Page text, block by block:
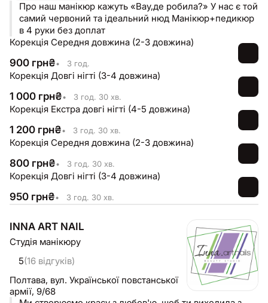
Про наш манікюр кажуть «Вау,де робила?» У нас є той
самий червоний та ідеальний нюд Манікюр+педикюр
в 4 руки без доплат
Корекція Середня довжина (2-3 довжина)
900 грн₴• 3 год.
Корекція Довгі нігті (3-4 довжина)
1 000 грн₴• 3 год. 30 хв.
Корекція Екстра довгі нігті (4-5 довжина)
1 200 грн₴• 3 год. 30 хв.
Корекція Середня довжина (2-3 довжина)
800 грн₴• 3 год. 30 хв.
Корекція Довгі нігті (3-4 довжина)
950 грн₴• 3 год. 30 хв.
INNA ART NAIL
Студія манікюру
5(16 відгуків)
Полтава, вул. Української повстанської
армії, 9/68